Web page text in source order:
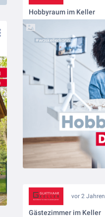
Hobbyraum im Keller
vor 2 Jahren
Gästezimmer im Keller